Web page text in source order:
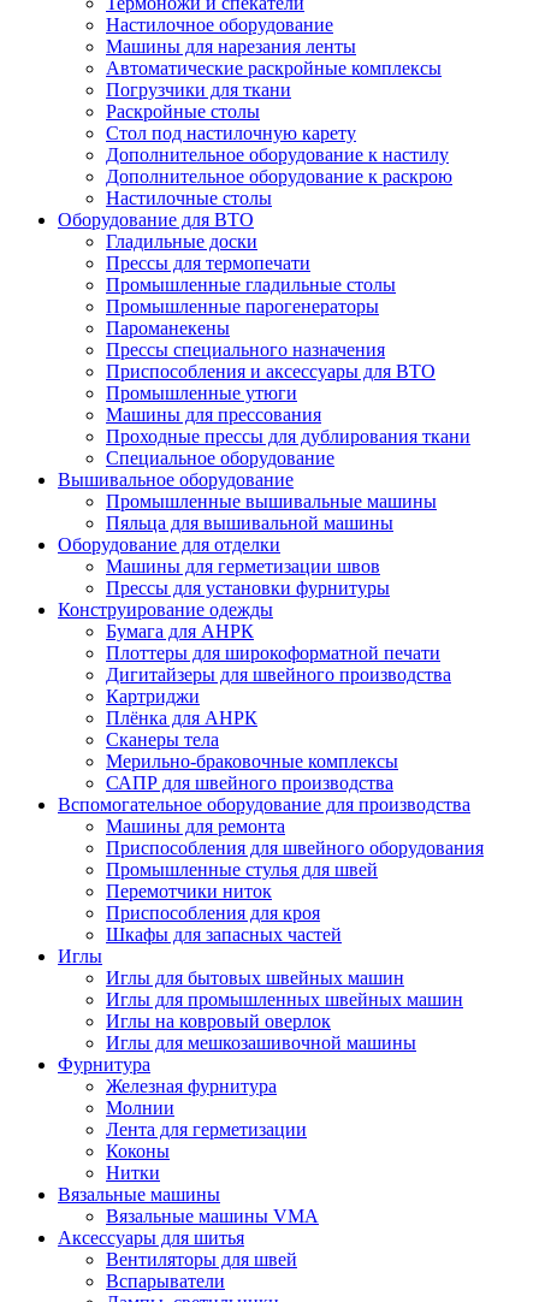
Настилочное оборудование
Машины для нарезания ленты
Автоматические раскройные комплексы
Погрузчики для ткани
Раскройные столы
Стол под настилочную карету
Дополнительное оборудование к настилу
Дополнительное оборудование к раскрою
Настилочные столы
Оборудование для ВТО
Гладильные доски
Прессы для термопечати
Промышленные гладильные столы
Промышленные парогенераторы
Пароманекены
Прессы специального назначения
Приспособления и аксессуары для ВТО
Промышленные утюги
Машины для прессования
Проходные прессы для дублирования ткани
Специальное оборудование
Вышивальное оборудование
Промышленные вышивальные машины
Пяльца для вышивальной машины
Оборудование для отделки
Машины для герметизации швов
Прессы для установки фурнитуры
Конструирование одежды
Бумага для АНРК
Плоттеры для широкоформатной печати
Дигитайзеры для швейного производства
Картриджи
Плёнка для АНРК
Сканеры тела
Мерильно-браковочные комплексы
САПР для швейного производства
Вспомогательное оборудование для производства
Машины для ремонта
Приспособления для швейного оборудования
Промышленные стулья для швей
Перемотчики ниток
Приспособления для кроя
Шкафы для запасных частей
Иглы
Иглы для бытовых швейных машин
Иглы для промышленных швейных машин
Иглы на ковровый оверлок
Иглы для мешкозашивочной машины
Фурнитура
Железная фурнитура
Молнии
Лента для герметизации
Коконы
Нитки
Вязальные машины
Вязальные машины VMA
Аксессуары для шитья
Вентиляторы для швей
Вспарыватели